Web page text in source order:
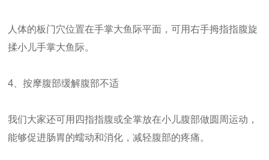
人体的板门穴位置在手掌大鱼际平面，可用右手拇指指腹旋
揉小儿手掌大鱼际。
4、按摩腹部缓解腹部不适
我们大家还可用四指指腹或全掌放在小儿腹部做圆周运动，
能够促进肠胃的蠕动和消化，减轻腹部的疼痛。